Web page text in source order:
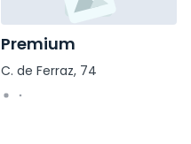
Premium
C. de Ferraz, 74